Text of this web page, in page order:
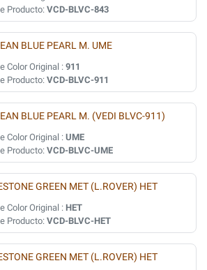
Producto: VCD-BLVC-843
BLUE PEARL M. UME
Color Original : 911
Producto: VCD-BLVC-911
BLUE PEARL M. (VEDI BLVC-911)
Color Original : UME
Producto: VCD-BLVC-UME
GREEN MET (L.ROVER) HET
Color Original : HET
Producto: VCD-BLVC-HET
GREEN MET (L.ROVER) HET